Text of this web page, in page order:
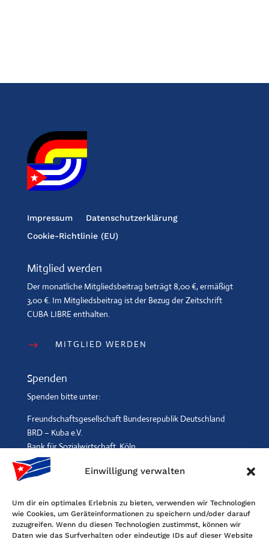
Einwilligung verwalten
Um dir ein optimales Erlebnis zu bieten, verwenden wir Technologien
wie Cookies, um Geräteinformationen zu speichern und/oder darauf
zuzugreifen. Wenn du diesen Technologien zustimmst, können wir
Daten wie das Surfverhalten oder eindeutige IDs auf dieser Website
Impressum
Datenschutzerklärung
Cookie-Richtlinie (EU)
Mitglied werden
Der monatliche Mitgliedsbeitrag beträgt 8,00 €, ermäßigt
3,00 €. Im Mitgliedsbeitrag ist der Bezug der Zeitschrift
CUBA LIBRE enthalten.
$ MITGLIED WERDEN
Spenden
Spenden bitte unter:
Freundschaftsgesellschaft Bundesrepublik Deutschland
BRD – Kuba e.V.
Bank für Sozialwirtschaft, Köln
IBAN: DE96 3702 0500 0001 2369 00, BIC: BFSWDE33XXX
Kontakt